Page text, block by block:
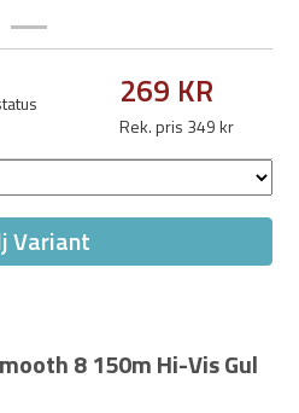
269 KR
Rek. pris 349 kr
Variant
8 150m Hi-Vis Gul